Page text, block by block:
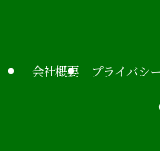
会社概要 プライバシ